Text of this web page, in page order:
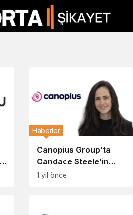
Canopius Group’ta
Candace Steele’in
Önemli Ataması
Haberler
1 yıl önce